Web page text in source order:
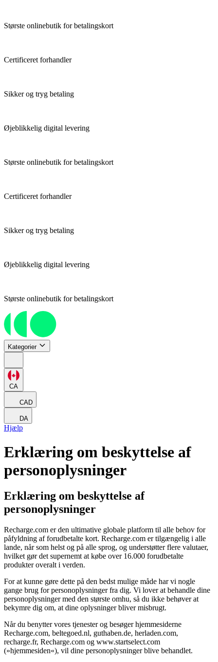
Største onlinebutik for betalingskort
Certificeret forhandler
Sikker og tryg betaling
Øjeblikkelig digital levering
Største onlinebutik for betalingskort
Certificeret forhandler
Sikker og tryg betaling
Øjeblikkelig digital levering
Største onlinebutik for betalingskort
Kategorier
CA
CAD
DA
Hjælp
Erklæring om beskyttelse af
personoplysninger
Erklæring om beskyttelse af
personoplysninger
Recharge.com er den ultimative globale platform til alle behov for
påfyldning af forudbetalte kort. Recharge.com er tilgængelig i alle
lande, når som helst og på alle sprog, og understøtter flere valutaer,
hvilket gør det supernemt at købe over 16.000 forudbetalte
produkter overalt i verden.
For at kunne gøre dette på den bedst mulige måde har vi nogle
gange brug for personoplysninger fra dig. Vi lover at behandle dine
personoplysninger med den største omhu, så du ikke behøver at
bekymre dig om, at dine oplysninger bliver misbrugt.
Når du benytter vores tjenester og besøger hjemmesiderne
Recharge.com, beltegoed.nl, guthaben.de, herladen.com,
recharge.fr, Recharge.com og www.startselect.com
(»hjemmesiden«), vil dine personoplysninger blive behandlet.